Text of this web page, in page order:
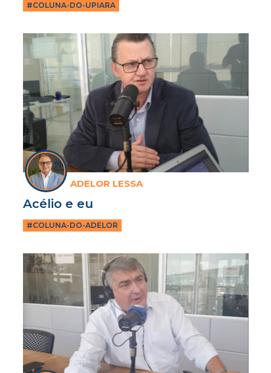
#COLUNA-DO-UPIARA
ADELOR LESSA
Acélio e eu
#COLUNA-DO-ADELOR